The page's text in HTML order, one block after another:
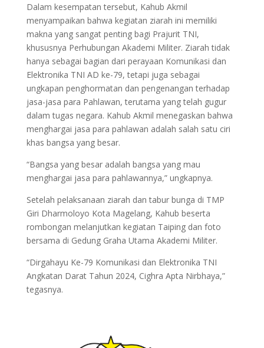
Dalam kesempatan tersebut, Kahub Akmil
menyampaikan bahwa kegiatan ziarah ini memiliki
makna yang sangat penting bagi Prajurit TNI,
khususnya Perhubungan Akademi Militer. Ziarah tidak
hanya sebagai bagian dari perayaan Komunikasi dan
Elektronika TNI AD ke-79, tetapi juga sebagai
ungkapan penghormatan dan pengenangan terhadap
jasa-jasa para Pahlawan, terutama yang telah gugur
dalam tugas negara. Kahub Akmil menegaskan bahwa
menghargai jasa para pahlawan adalah salah satu ciri
khas bangsa yang besar.
“Bangsa yang besar adalah bangsa yang mau
menghargai jasa para pahlawannya,” ungkapnya.
Setelah pelaksanaan ziarah dan tabur bunga di TMP
Giri Dharmoloyo Kota Magelang, Kahub beserta
rombongan melanjutkan kegiatan Taiping dan foto
bersama di Gedung Graha Utama Akademi Militer.
“Dirgahayu Ke-79 Komunikasi dan Elektronika TNI
Angkatan Darat Tahun 2024, Cighra Apta Nirbhaya,”
tegasnya.